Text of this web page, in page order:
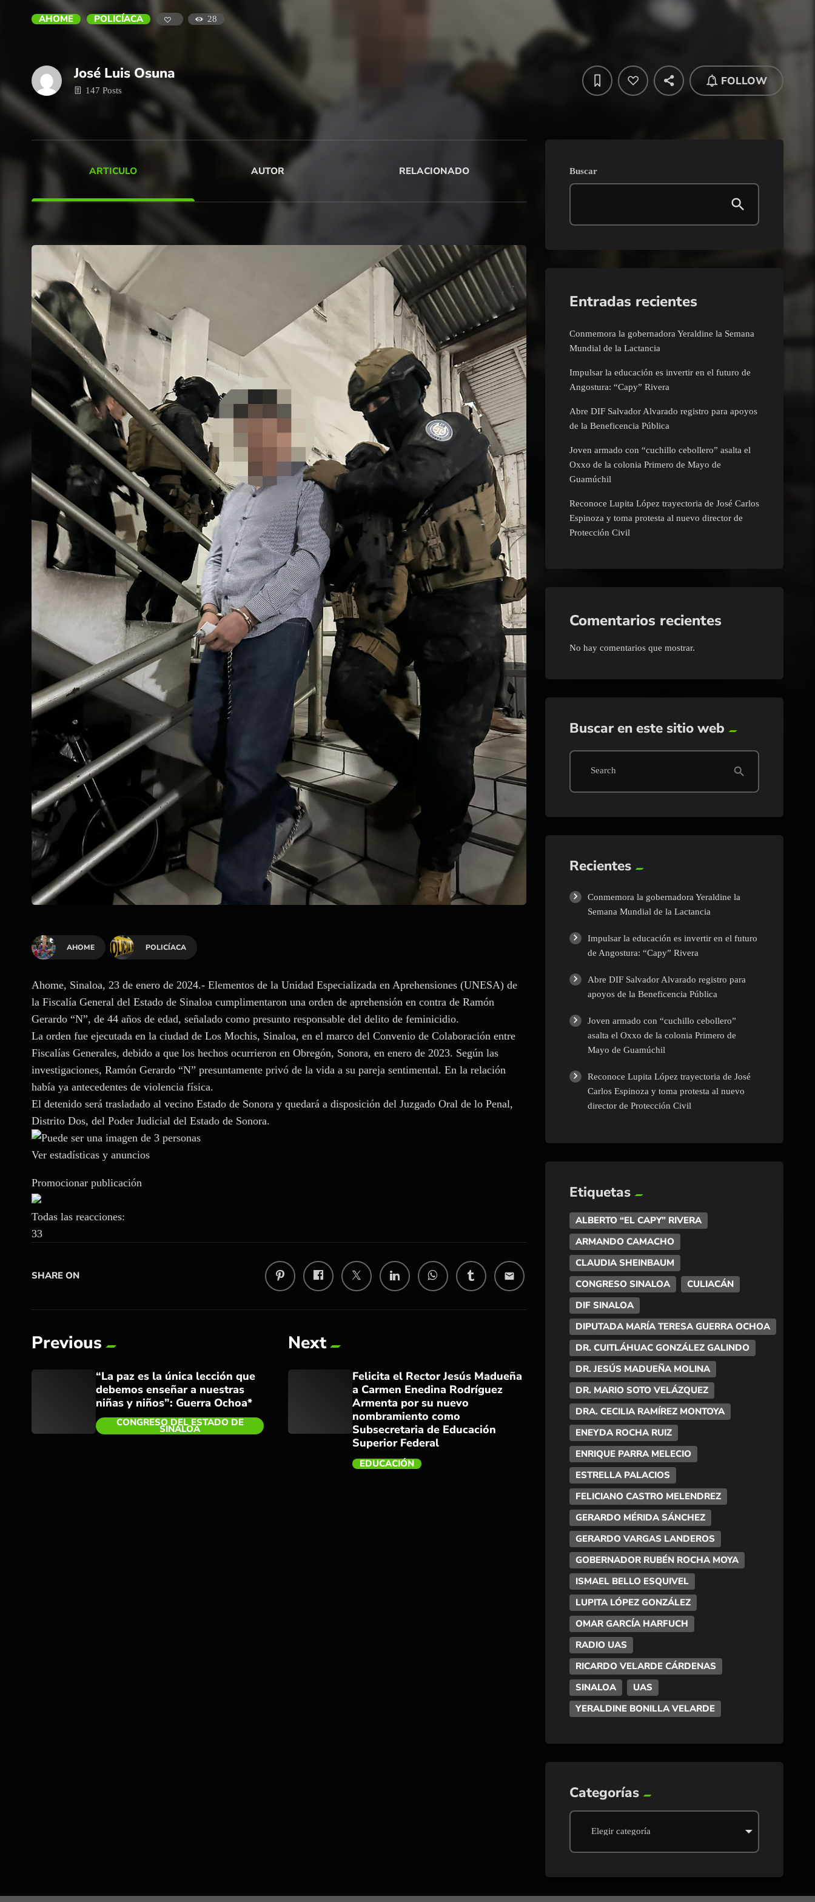
AHOME POLICÍACA 28
José Luis Osuna
147 Posts
FOLLOW
ARTICULO AUTOR RELACIONADO
AHOME POLICÍACA
Ahome, Sinaloa, 23 de enero de 2024.- Elementos de la Unidad Especializada en Aprehensiones (UNESA) de
la Fiscalía General del Estado de Sinaloa cumplimentaron una orden de aprehensión en contra de Ramón
Gerardo “N”, de 44 años de edad, señalado como presunto responsable del delito de feminicidio.
La orden fue ejecutada en la ciudad de Los Mochis, Sinaloa, en el marco del Convenio de Colaboración entre
Fiscalías Generales, debido a que los hechos ocurrieron en Obregón, Sonora, en enero de 2023. Según las
investigaciones, Ramón Gerardo “N” presuntamente privó de la vida a su pareja sentimental. En la relación
había ya antecedentes de violencia física.
El detenido será trasladado al vecino Estado de Sonora y quedará a disposición del Juzgado Oral de lo Penal,
Distrito Dos, del Poder Judicial del Estado de Sonora.
Ver estadísticas y anuncios
Promocionar publicación
Todas las reacciones:
33
SHARE ON email
Previous
“La paz es la única lección que
debemos enseñar a nuestras
niñas y niños”: Guerra Ochoa*
CONGRESO DEL ESTADO DE
SINALOA
Next
Felicita el Rector Jesús Madueña
a Carmen Enedina Rodríguez
Armenta por su nuevo
nombramiento como
Subsecretaria de Educación
Superior Federal
EDUCACIÓN
Buscar
Entradas recientes
Conmemora la gobernadora Yeraldine la Semana
Mundial de la Lactancia
Impulsar la educación es invertir en el futuro de
Angostura: “Capy” Rivera
Abre DIF Salvador Alvarado registro para apoyos
de la Beneficencia Pública
Joven armado con “cuchillo cebollero” asalta el
Oxxo de la colonia Primero de Mayo de
Guamúchil
Reconoce Lupita López trayectoria de José Carlos
Espinoza y toma protesta al nuevo director de
Protección Civil
Comentarios recientes
No hay comentarios que mostrar.
Buscar en este sitio web
Search search
Recientes
Conmemora la gobernadora Yeraldine la
Semana Mundial de la Lactancia
Impulsar la educación es invertir en el futuro
de Angostura: “Capy” Rivera
Abre DIF Salvador Alvarado registro para
apoyos de la Beneficencia Pública
Joven armado con “cuchillo cebollero”
asalta el Oxxo de la colonia Primero de
Mayo de Guamúchil
Reconoce Lupita López trayectoria de José
Carlos Espinoza y toma protesta al nuevo
director de Protección Civil
Etiquetas
ALBERTO “EL CAPY” RIVERA
ARMANDO CAMACHO
CLAUDIA SHEINBAUM
CONGRESO SINALOA
CULIACÁN
DIF SINALOA
DIPUTADA MARÍA TERESA GUERRA OCHOA
DR. CUITLÁHUAC GONZÁLEZ GALINDO
DR. JESÚS MADUEÑA MOLINA
DR. MARIO SOTO VELÁZQUEZ
DRA. CECILIA RAMÍREZ MONTOYA
ENEYDA ROCHA RUIZ
ENRIQUE PARRA MELECIO
ESTRELLA PALACIOS
FELICIANO CASTRO MELENDREZ
GERARDO MÉRIDA SÁNCHEZ
GERARDO VARGAS LANDEROS
GOBERNADOR RUBÉN ROCHA MOYA
ISMAEL BELLO ESQUIVEL
LUPITA LÓPEZ GONZÁLEZ
OMAR GARCÍA HARFUCH
RADIO UAS
RICARDO VELARDE CÁRDENAS
SINALOA
UAS
YERALDINE BONILLA VELARDE
Categorías